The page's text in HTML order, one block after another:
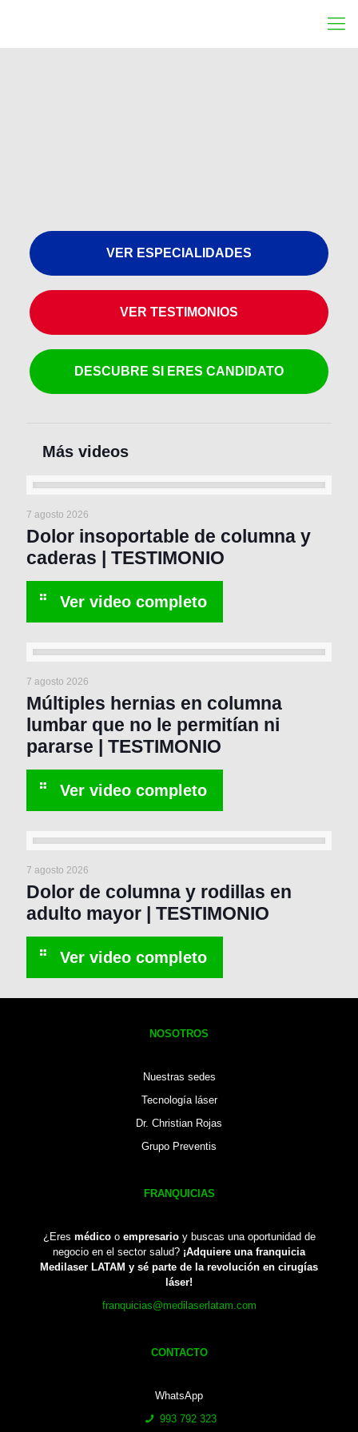
VER ESPECIALIDADES
VER TESTIMONIOS
DESCUBRE SI ERES CANDIDATO
7 agosto 2026
Dolor insoportable de columna y
caderas | TESTIMONIO
7 agosto 2026
Múltiples hernias en columna
lumbar que no le permitían ni
pararse | TESTIMONIO
7 agosto 2026
Dolor de columna y rodillas en
adulto mayor | TESTIMONIO
NOSOTROS
Nuestras sedes
Tecnología láser
Dr. Christian Rojas
Grupo Preventis
FRANQUICIAS
¿Eres médicoo empresarioy buscas una oportunidad de
negocio en el sector salud? ¡Adquiere una franquicia
Medilaser LATAM y sé parte de la revolución en cirugías
láser!
franquicias@medilaserlatam.com
CONTACTO
WhatsApp
993 792 323